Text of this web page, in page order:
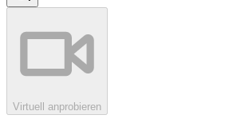
Virtuell anprobieren